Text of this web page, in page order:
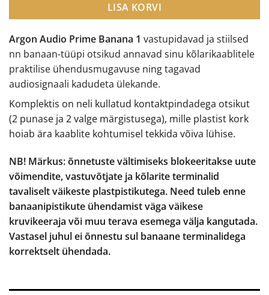
Argon Audio Prime Banana 1 vastupidavad ja stiilsed
nn banaan-tüüpi otsikud annavad sinu kõlarikaablitele
praktilise ühendusmugavuse ning tagavad
audiosignaali kadudeta ülekande.
Komplektis on neli kullatud kontaktpindadega otsikut
(2 punase ja 2 valge märgistusega), mille plastist kork
hoiab ära kaablite kohtumisel tekkida võiva lühise.
NB! Märkus: õnnetuste vältimiseks blokeeritakse uute
võimendite, vastuvõtjate ja kõlarite terminalid
tavaliselt väikeste plastpistikutega. Need tuleb enne
banaanipistikute ühendamist väga väikese
kruvikeeraja või muu terava esemega välja kangutada.
Vastasel juhul ei õnnestu sul banaane terminalidega
korrektselt ühendada.
LISA KORVI